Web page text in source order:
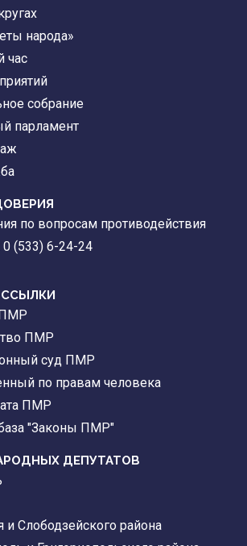
народа»
час
собрание
парламент
по вопросам противодействия
0 (533) 6-24-24
ПМР
ПМР
суд ПМР
по правам человека
ПМР
"Законы ПМР"
ДЕПУТАТОВ
и Слободзейского района